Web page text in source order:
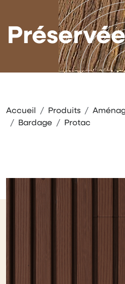
Préservée
Accueil Produits
Bardage
Protac